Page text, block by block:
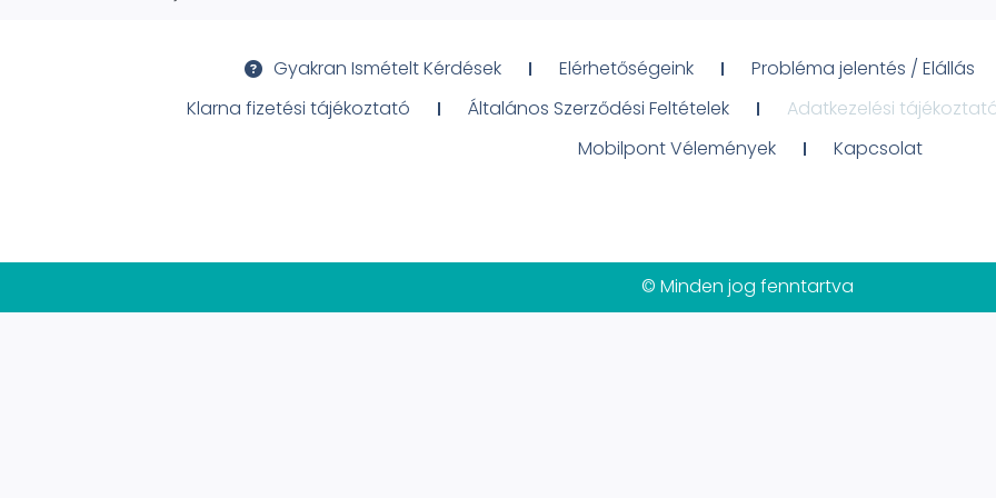
Gyakran Ismételt Kérdések Elérhetőségeink
Probléma jelentés / Elállás
Klarna fizetési tájékoztató
Általános Szerződési Feltételek
Adatkezelési
Mobilpont Vélemények
Kapcsolat
© Minden jog fenntartva